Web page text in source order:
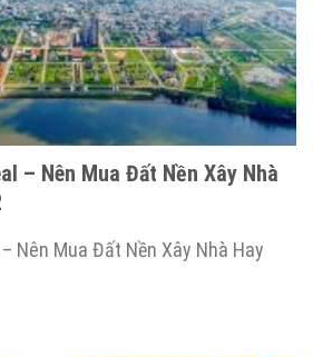
– Nên Mua Đất Nền Xây Nhà
Nên Mua Đất Nền Xây Nhà Hay